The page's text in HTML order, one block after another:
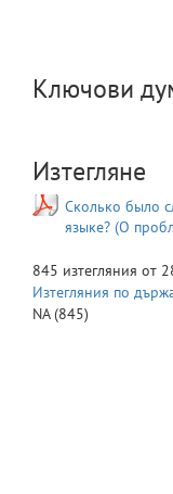
Ключови
Изтегляне
Сколько было
языке? (О
845 изтегляния от
Изтегляния по
NA(845)